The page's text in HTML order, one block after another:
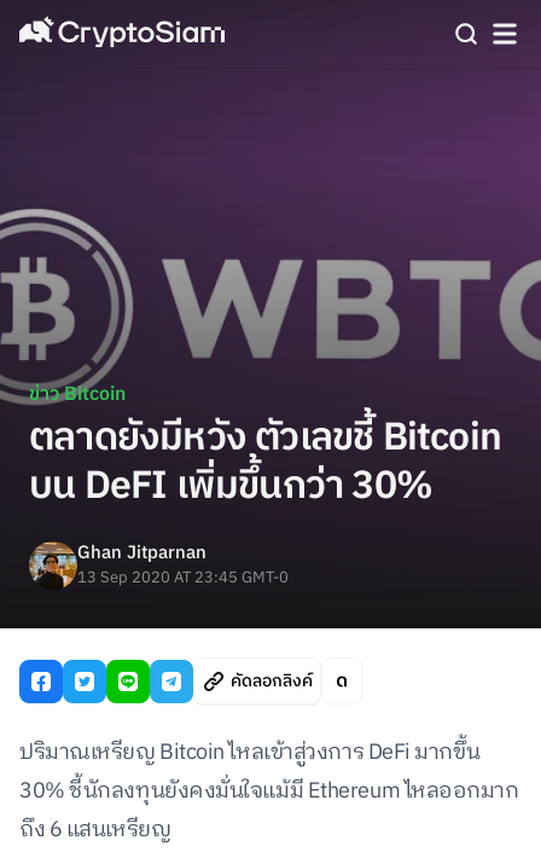
ข่าว Bitcoin
ตลาดยังมีหวัง ตัวเลขชี้ Bitcoin
บน DeFI เพิ่มขึ้นกว่า 30%
Ghan Jitparnan
13 Sep 2020 AT 23:45 GMT-0
คัดลอกลิงค์
ปริมาณเหรียญ Bitcoin ไหลเข้าสู่วงการ DeFi มากขึ้น
30% ชี้นักลงทุนยังคงมั่นใจแม้มี Ethereum ไหลออกมาก
ถึง 6 แสนเหรียญ